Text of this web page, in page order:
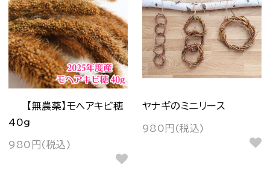
【無農薬】モヘアキビ穂
40g
980円(税込)
ヤナギのミニリース
980円(税込)